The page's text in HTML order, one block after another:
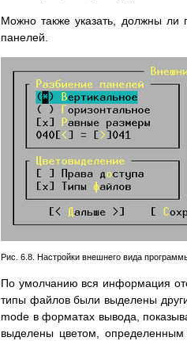
Можно также указать, должны ли
панелей.
Рис. 6.8. Настройки внешнего вида
По умолчанию вся информация
типы файлов были выделены
mode в форматах вывода,
выделены цветом,